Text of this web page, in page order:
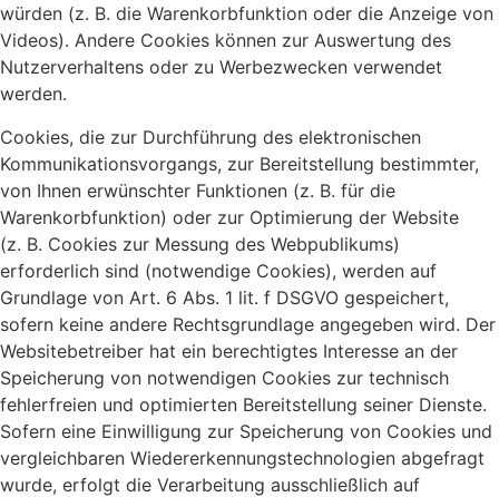
würden (z. B. die Warenkorbfunktion oder die Anzeige von
Videos). Andere Cookies können zur Auswertung des
Nutzerverhaltens oder zu Werbezwecken verwendet
werden.
Cookies, die zur Durchführung des elektronischen
Kommunikationsvorgangs, zur Bereitstellung bestimmter,
von Ihnen erwünschter Funktionen (z. B. für die
Warenkorbfunktion) oder zur Optimierung der Website
(z. B. Cookies zur Messung des Webpublikums)
erforderlich sind (notwendige Cookies), werden auf
Grundlage von Art. 6 Abs. 1 lit. f DSGVO gespeichert,
sofern keine andere Rechtsgrundlage angegeben wird. Der
Websitebetreiber hat ein berechtigtes Interesse an der
Speicherung von notwendigen Cookies zur technisch
fehlerfreien und optimierten Bereitstellung seiner Dienste.
Sofern eine Einwilligung zur Speicherung von Cookies und
vergleichbaren Wiedererkennungstechnologien abgefragt
wurde, erfolgt die Verarbeitung ausschließlich auf